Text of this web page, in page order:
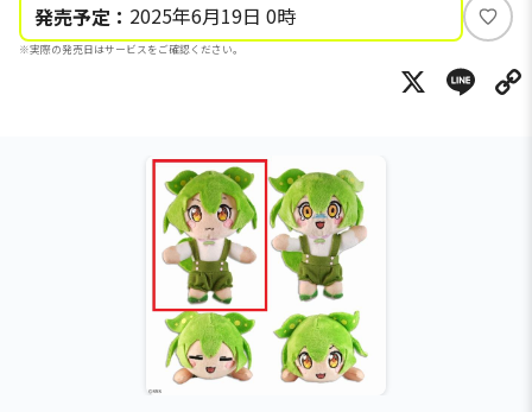
発売予定： 2025年6月19日 0時
※実際の発売日はサービスをご確認ください。
い
ね
X